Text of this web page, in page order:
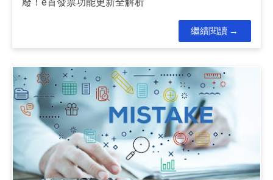
廢！e首發票功能更新全解析
繼續閱讀